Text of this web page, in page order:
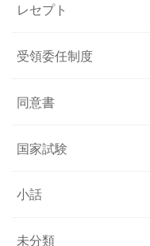
レセプト
受領委任制度
同意書
国家試験
小話
未分類